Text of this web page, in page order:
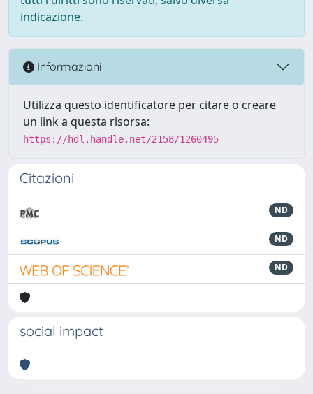
indicazione.
Informazioni
Utilizza questo identificatore per citare o creare
un link a questa risorsa:
https://hdl.handle.net/2158/1260495
Citazioni
ND
ND
ND
social impact